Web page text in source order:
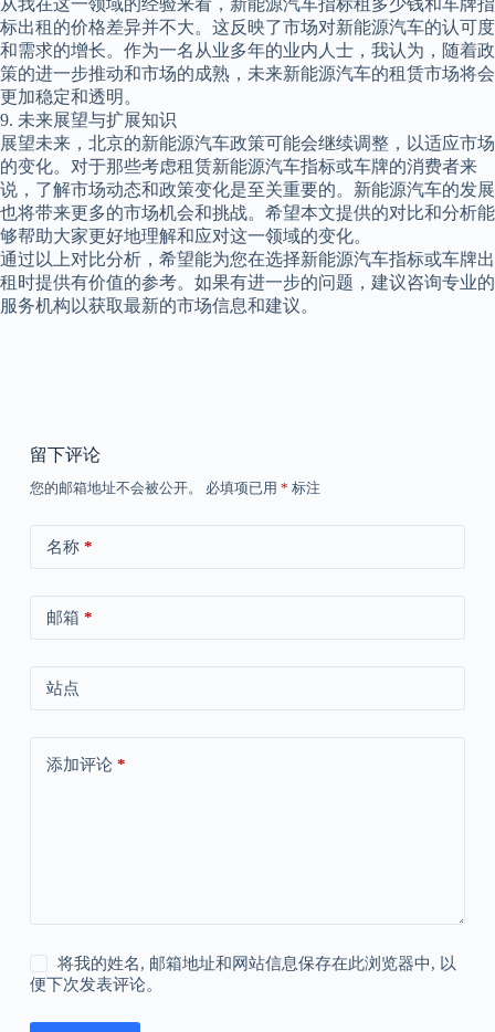
从我在这一领域的经验来看，新能源汽车指标租多少钱和车牌指
标出租的价格差异并不大。这反映了市场对新能源汽车的认可度
和需求的增长。作为一名从业多年的业内人士，我认为，随着政
策的进一步推动和市场的成熟，未来新能源汽车的租赁市场将会
更加稳定和透明。
9. 未来展望与扩展知识
展望未来，北京的新能源汽车政策可能会继续调整，以适应市场
的变化。对于那些考虑租赁新能源汽车指标或车牌的消费者来
说，了解市场动态和政策变化是至关重要的。新能源汽车的发展
也将带来更多的市场机会和挑战。希望本文提供的对比和分析能
够帮助大家更好地理解和应对这一领域的变化。
通过以上对比分析，希望能为您在选择新能源汽车指标或车牌出
租时提供有价值的参考。如果有进一步的问题，建议咨询专业的
服务机构以获取最新的市场信息和建议。
留下评论
您的邮箱地址不会被公开。 必填项已用 * 标注
名称*
邮箱 *
站点
添加评论*
将我的姓名, 邮箱地址和网站信息保存在此浏览器中, 以
便下次发表评论。